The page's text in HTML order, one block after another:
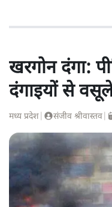
खरगोन दंगा:
दंगाइयों से
मध्य प्रदेश संजीव श्रीवास्तव